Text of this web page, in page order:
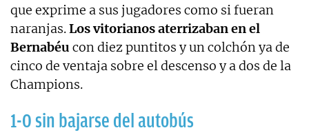
que exprime a sus jugadores como si fueran
naranjas.Los vitorianos aterrizaban en el
Bernabéu con diez puntitos y un colchón ya de
cinco de ventaja sobre el descenso y a dos de la
Champions.
1-0 sin bajarse del autobús